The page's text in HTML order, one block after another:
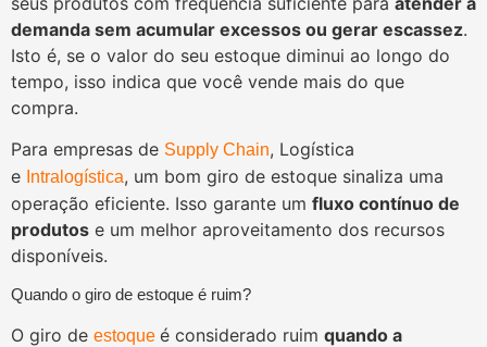
demanda sem acumular excessos ou gerar escassez.
Isto é, se o valor do seu estoque diminui ao longo do
tempo, isso indica que você vende mais do que
compra.
Para empresas de Supply Chain, Logística
e Intralogística, um bom giro de estoque sinaliza uma
operação eficiente. Isso garante um fluxo contínuo de
produtos e um melhor aproveitamento dos recursos
disponíveis.
Quando o giro de estoque é ruim?
O giro de estoque é considerado ruim quando a